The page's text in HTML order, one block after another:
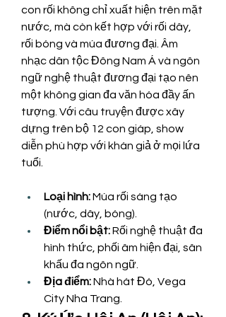
con rối không chỉ xuất hiện trên mặt
nước, mà còn kết hợp với rối dây,
rối bóng và múa đương đại. Âm
nhạc dân tộc Đông Nam Á và ngôn
ngữ nghệ thuật đương đại tạo nên
một không gian đa văn hóa đầy ấn
tượng. Với câu truyện được xây
dựng trên bộ 12 con giáp, show
diễn phù hợp với khán giả ở mọi lứa
tuổi.
Loại hình: Múa rối sáng tạo
(nước, dây, bóng).
Điểm nổi bật: Rối nghệ thuật đa
hình thức, phối âm hiện đại, sân
khấu đa ngôn ngữ.
Địa điểm: Nhà hát Đó, Vega
City Nha Trang.